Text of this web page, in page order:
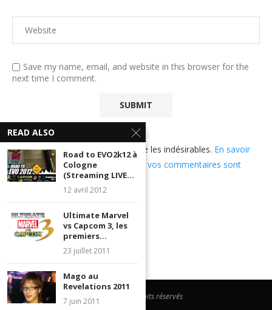
Save my name, email, and website in this browser for the
next time I comment.
Ce site utilise Akismet pour réduire les indésirables. En savoir
plus sur comment les données de vos commentaires sont
utilisées.
@2023 - Tous droits réservés
READ ALSO
Road to EVO2k12 à
Cologne
(Streaming LIVE...
12 avril 2012
Ultimate Marvel
vs Capcom 3, les
premiers...
23 juillet 2011
Mago au
Revelations 2011
7 juin 2011